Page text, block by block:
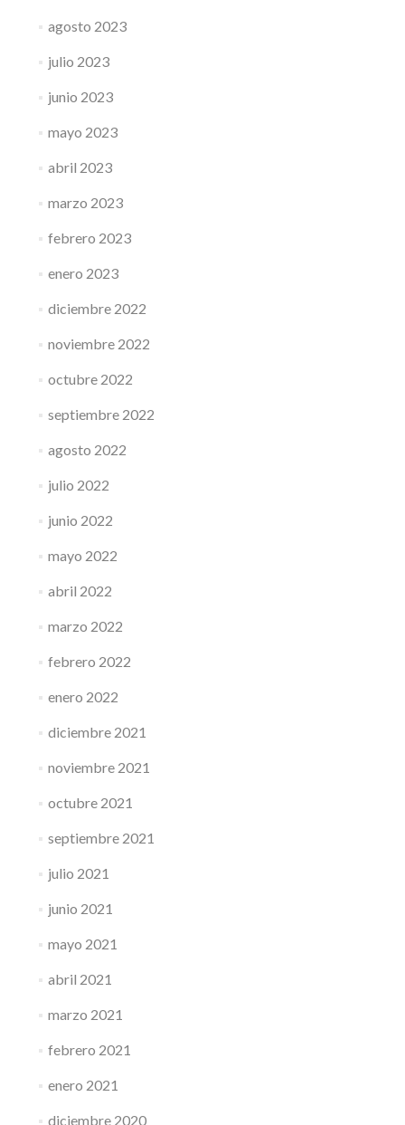
agosto 2023
julio 2023
junio 2023
mayo 2023
abril 2023
marzo 2023
febrero 2023
enero 2023
diciembre 2022
noviembre 2022
octubre 2022
septiembre 2022
agosto 2022
julio 2022
junio 2022
mayo 2022
abril 2022
marzo 2022
febrero 2022
enero 2022
diciembre 2021
noviembre 2021
octubre 2021
septiembre 2021
julio 2021
junio 2021
mayo 2021
abril 2021
marzo 2021
febrero 2021
enero 2021
diciembre 2020